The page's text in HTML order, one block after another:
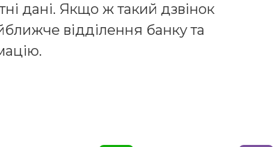
дані. Якщо ж такий дзвінок
відділення банку та